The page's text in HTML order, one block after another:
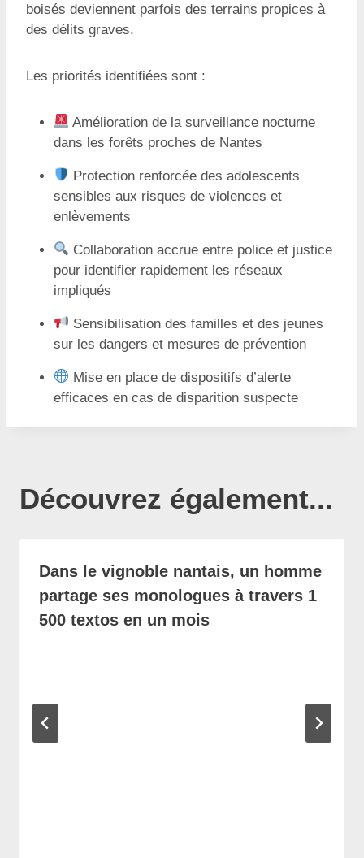
boisés deviennent parfois des terrains propices à
des délits graves.
Les priorités identifiées sont :
Amélioration de la surveillance nocturne
dans les forêts proches de Nantes
Protection renforcée des adolescents
sensibles aux risques de violences et
enlèvements
Collaboration accrue entre police et justice
pour identifier rapidement les réseaux
impliqués
Sensibilisation des familles et des jeunes
sur les dangers et mesures de prévention
Mise en place de dispositifs d’alerte
efficaces en cas de disparition suspecte
Découvrez également...
Dans le vignoble nantais, un homme
partage ses monologues à travers 1
500 textos en un mois